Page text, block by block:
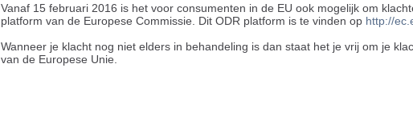
Vanaf 15 februari 2016 is het voor consumenten in de EU ook mogelijk om
platform van de Europese Commissie. Dit ODR platform is te vinden op http://
Wanneer je klacht nog niet elders in behandeling is dan staat het je vrij om je
van de Europese Unie.